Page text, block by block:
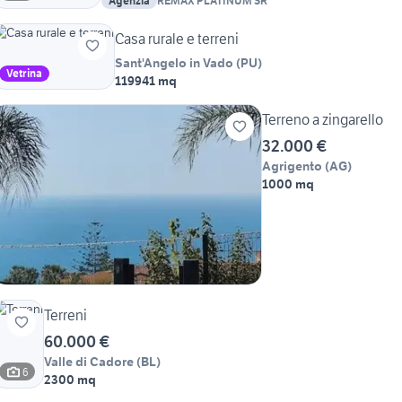
Vetrina
Casa rurale e terreni
Sant'Angelo in Vado (PU)
119941 mq
Terreno a zingarello
32.000 €
Agrigento (AG)
1000 mq
6
Terreni
60.000 €
Valle di Cadore (BL)
2300 mq